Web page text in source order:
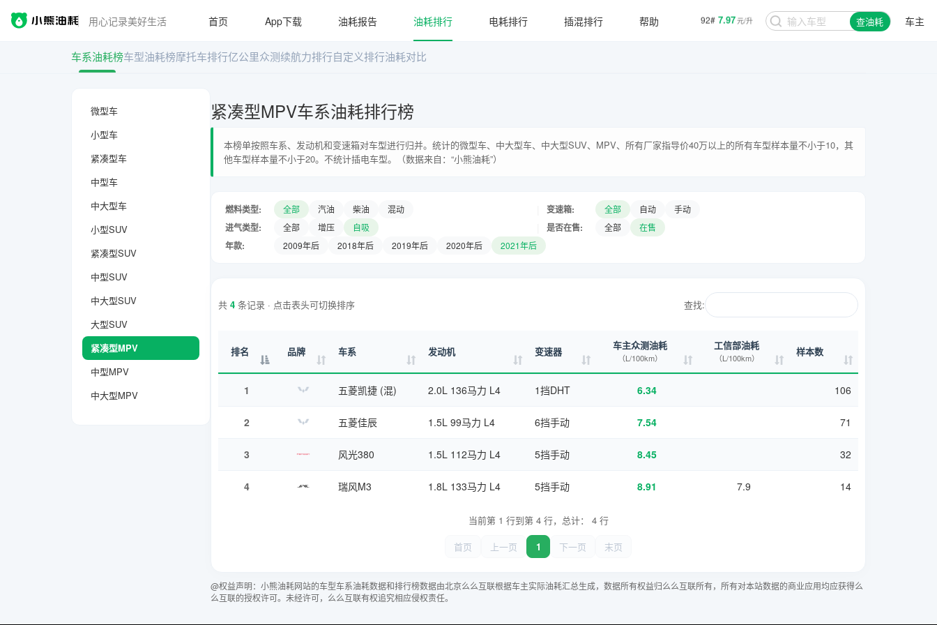
用心记录美好生活 95# 8.48 元/升 查油耗 车主
首页 App下载 油耗报告 油耗排行 电耗排行 插混排行 帮助
车系油耗榜车型油耗榜摩托车排行亿公里众测续航力排行自定义排行油耗对比
微型车
小型车
紧凑型车
中型车
中大型车
小型SUV
紧凑型SUV
中型SUV
中大型SUV
大型SUV
紧凑型MPV
中型MPV
中大型MPV
紧凑型MPV车系油耗排行榜
本榜单按照车系、发动机和变速箱对车型进行归并。统计的微型车、中大型车、中大型SUV、MPV、所有厂家指导价40万以上的所有车型样本量不小于10，其
他车型样本量不小于20。不统计插电车型。（数据来自：“小熊油耗”）
燃料类型: 全部 汽油 柴油 混动 变速箱: 全部 自动 手动
进气类型: 全部 增压 自吸 是否在售: 全部 在售
年款: 2009年后 2018年后 2019年后 2020年后 2021年后
共 4 条记录 · 点击表头可切换排序 查找:
排名 品牌 车系 发动机 变速器 车主众测油耗
（L/100km）
工信部油耗
（L/100km） 样本数
1 五菱凯捷 (混) 2.0L 136马力 L4 1挡DHT 6.34 106
2 五菱佳辰 1.5L 99马力 L4 6挡手动 7.54 71
3 风光380 1.5L 112马力 L4 5挡手动 8.45 32
4 瑞风M3 1.8L 133马力 L4 5挡手动 8.91 7.9 14
当前第 1 行到第 4 行，总计： 4 行
首页
上一页 1 下一页 末页
@权益声明：小熊油耗网站的车型车系油耗数据和排行榜数据由北京么么互联根据车主实际油耗汇总生成，数据所有权益归么么互联所有，所有对本站数据的商业应用均应获得么
么互联的授权许可。未经许可，么么互联有权追究相应侵权责任。